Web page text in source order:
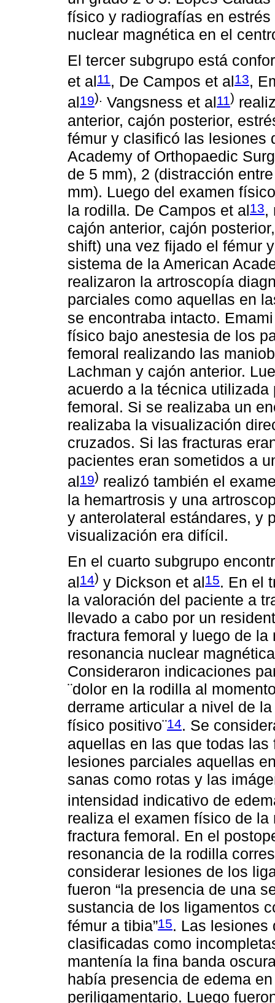
físico y radiografías en
nuclear magnética en el
El tercer subgrupo está
et al11, De Campos et al13,
al19). Vangsness et al11)
anterior, cajón posterior,
fémur y clasificó las lesiones
Academy of Orthopaedic
de 5 mm), 2 (distracción
mm). Luego del examen
la rodilla. De Campos et al13,
cajón anterior, cajón
shift) una vez fijado el fémur
sistema de la American
realizaron la artroscopía
parciales como aquellas en
se encontraba intacto.
físico bajo anestesia de los
femoral realizando las
Lachman y cajón anterior.
acuerdo a la técnica
femoral. Si se realizaba un
realizaba la visualización
cruzados. Si las fracturas
pacientes eran sometidos a
al19) realizó también el
la hemartrosis y una
y anterolateral estándares, y
visualización era difícil.
En el cuarto subgrupo
al14) y Dickson et al15. En el
la valoración del paciente a
llevado a cabo por un
fractura femoral y luego de
resonancia nuclear
Consideraron indicaciones
¨dolor en la rodilla al
derrame articular a nivel de
físico positivo¨14. Se
aquellas en las que todas
lesiones parciales aquellas
sanas como rotas y las
intensidad indicativo de
realiza el examen físico de
fractura femoral. En el
resonancia de la rodilla
considerar lesiones de los
fueron “la presencia de una
sustancia de los ligamentos
fémur a tibia”15. Las lesiones
clasificadas como
mantenía la fina banda
había presencia de edema
periligamentario. Luego